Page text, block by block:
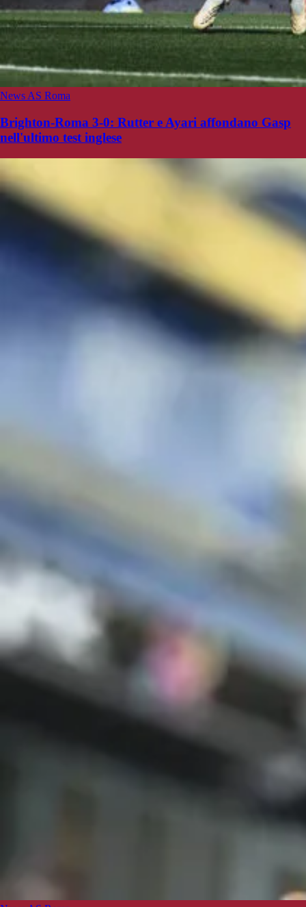
News AS Roma
Brighton-Roma 3-0: Rutter e Ayari affondano Gasp
nell'ultimo test inglese